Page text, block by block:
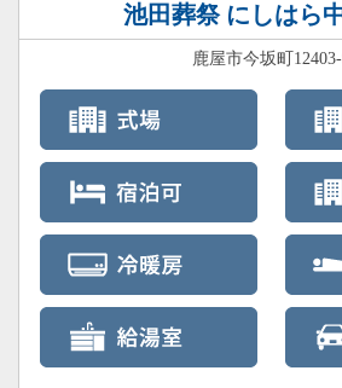
池田葬祭 にしはら
鹿屋市今坂町